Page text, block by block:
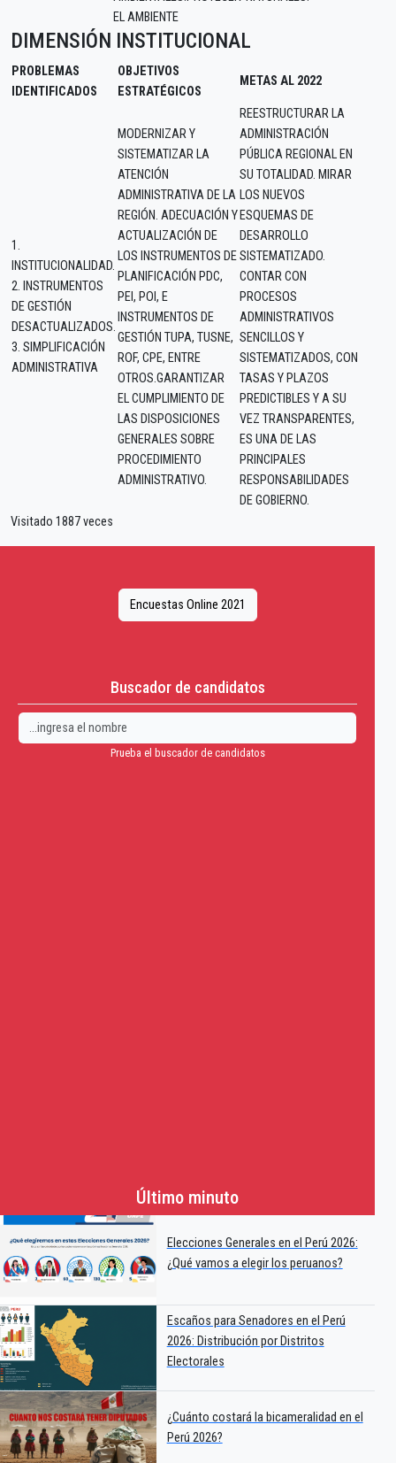
EL AMBIENTE
DIMENSIÓN INSTITUCIONAL
PROBLEMAS
IDENTIFICADOS
OBJETIVOS
ESTRATÉGICOS
METAS AL 2022
1.
INSTITUCIONALIDAD.
2. INSTRUMENTOS
DE GESTIÓN
DESACTUALIZADOS.
3. SIMPLIFICACIÓN
ADMINISTRATIVA
MODERNIZAR Y
SISTEMATIZAR LA
ATENCIÓN
ADMINISTRATIVA DE LA
REGIÓN. ADECUACIÓN Y
ACTUALIZACIÓN DE
LOS INSTRUMENTOS DE
PLANIFICACIÓN PDC,
PEI, POI, E
INSTRUMENTOS DE
GESTIÓN TUPA, TUSNE,
ROF, CPE, ENTRE
OTROS.GARANTIZAR
EL CUMPLIMIENTO DE
LAS DISPOSICIONES
GENERALES SOBRE
PROCEDIMIENTO
ADMINISTRATIVO.
REESTRUCTURAR LA
ADMINISTRACIÓN
PÚBLICA REGIONAL EN
SU TOTALIDAD. MIRAR
LOS NUEVOS
ESQUEMAS DE
DESARROLLO
SISTEMATIZADO.
CONTAR CON
PROCESOS
ADMINISTRATIVOS
SENCILLOS Y
SISTEMATIZADOS, CON
TASAS Y PLAZOS
PREDICTIBLES Y A SU
VEZ TRANSPARENTES,
ES UNA DE LAS
PRINCIPALES
RESPONSABILIDADES
DE GOBIERNO.
Visitado 1887 veces
Encuestas Online 2021
Buscador de candidatos
Prueba el buscador de candidatos
Último minuto
Elecciones Generales en el Perú 2026:
¿Qué vamos a elegir los peruanos?
Escaños para Senadores en el Perú
2026: Distribución por Distritos
Electorales
¿Cuánto costará la bicameralidad en el
Perú 2026?